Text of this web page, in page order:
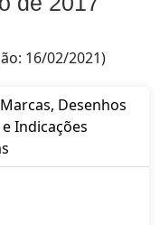
16/02/2021)
Desenhos
Indicações